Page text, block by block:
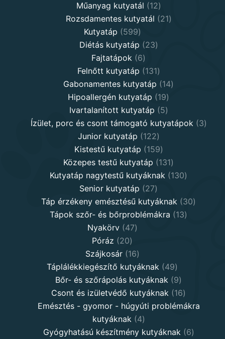
Műanyag kutyatál 1212
products
Rozsdamentes kutyatál 2121
Kutyatáp 599599
products
Diétás kutyatáp 2323
Fajtatápok 66
products
Felnőtt kutyatáp 131131
products
Gabonamentes kutyatáp 1414
Hipoallergén kutyatáp 1919
products
Ivartalanított kutyatáp 55
products
Ízület, porc és csont támogató kutyatápok 33
Junior kutyatáp 122122
products
Kistestű kutyatáp 159159
products
Közepes testű kutyatáp 131131
products
Kutyatáp nagytestű kutyáknak 130130
Senior kutyatáp 2727
products
Táp érzékeny emésztésű kutyáknak 3030
Tápok szőr- és bőrproblémákra 1313
Nyakörv 4747
Póráz 2020
products
Szájkosár 1616
products
Táplálékkiegészítő kutyáknak 4949
products
Bőr- és szőrápolás kutyáknak 99
products
Csont és izületvédő kutyáknak 1616
products
Emésztés - gyomor - húgyúti problémákra
kutyáknak
44
products
Gyógyhatású készítmény kutyáknak 66